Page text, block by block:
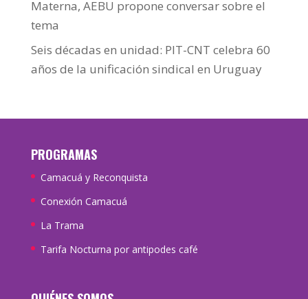
Materna, AEBU propone conversar sobre el
tema
Seis décadas en unidad: PIT-CNT celebra 60
años de la unificación sindical en Uruguay
PROGRAMAS
Camacuá y Reconquista
Conexión Camacuá
La Trama
Tarifa Nocturna por antipodes café